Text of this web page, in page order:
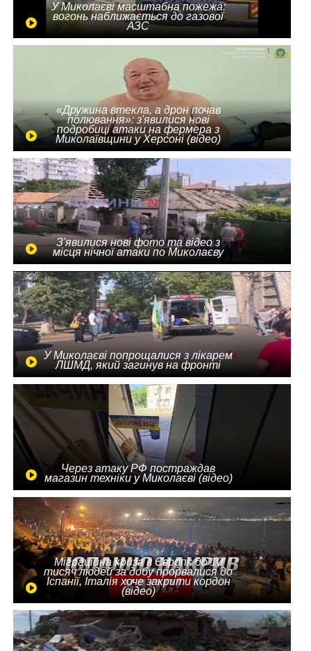
У Миколаєві масштабна пожежа:
вогонь наближається до газової
АЗС
«Дружина втекла, а дрон почав
полювання»: з'явилися нові
подробиці атаки на фермера з
Миколаївщини у Херсоні (відео)
З'явилися нові фото та відео з
місця нічної атаки по Миколаєву
У Миколаєві попрощалися з лікарем
ЛШМД, який загинув на фронті
Через атаку РФ постраждав
магазин техніки у Миколаєві (відео)
Міграційна криза в Європі: до 10
тисяч людей за добу прорвалися до
Іспанії, Італія хоче закрити кордон
(відео)